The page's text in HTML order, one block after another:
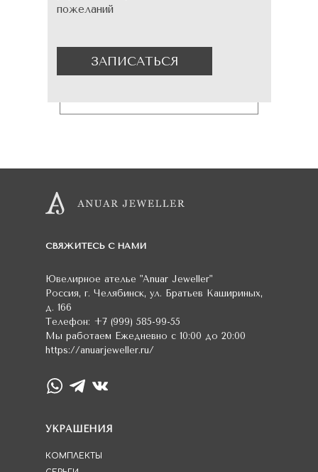
пожеланий
ЗАПИСАТЬСЯ
СВЯЖИТЕСЬ С НАМИ
КОМПЛЕКТЫ
УКРАШЕНИЯ
Ювелирное ателье "Anuar Jeweller"
Россия, г. Челябинск, ул. Братьев Кашириных,
д. 166
Телефон: +7 (999) 585-99-55
Мы работаем Ежедневно с 10:00 до 20:00
https://anuarjeweller.ru/